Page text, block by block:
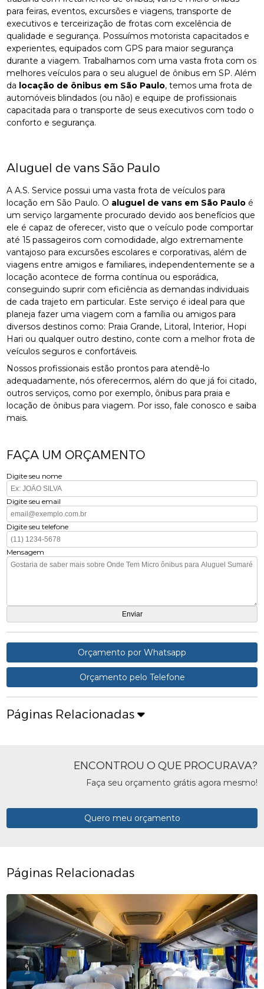
para feiras, eventos, excursões e viagens, transporte de
executivos e terceirização de frotas com excelência de
qualidade e segurança. Possuímos motorista capacitados e
experientes, equipados com GPS para maior segurança
durante a viagem. Trabalhamos com uma vasta frota com os
melhores veículos para o seu aluguel de ônibus em SP. Além
da locação de ônibus em São Paulo, temos uma frota de
automóveis blindados (ou não) e equipe de profissionais
capacitada para o transporte de seus executivos com todo o
conforto e segurança.
Aluguel de vans São Paulo
A A.S. Service possui uma vasta frota de veículos para
locação em São Paulo. O aluguel de vans em São Paulo é
um serviço largamente procurado devido aos benefícios que
ele é capaz de oferecer, visto que o veículo pode comportar
até 15 passageiros com comodidade, algo extremamente
vantajoso para excursões escolares e corporativas, além de
viagens entre amigos e familiares, independentemente se a
locação acontece de forma contínua ou esporádica,
conseguindo suprir com eficiência as demandas individuais
de cada trajeto em particular. Este serviço é ideal para que
planeja fazer uma viagem com a família ou amigos para
diversos destinos como: Praia Grande, Litoral, Interior, Hopi
Hari ou qualquer outro destino, conte com a melhor frota de
veículos seguros e confortáveis.
Nossos profissionais estão prontos para atendê-lo
adequadamente, nós oferecermos, além do que já foi citado,
outros serviços, como por exemplo, ônibus para praia e
locação de ônibus para viagem. Por isso, fale conosco e saiba
mais.
FAÇA UM ORÇAMENTO
Digite seu nome
Digite seu email
Digite seu telefone
Mensagem
Orçamento por Whatsapp
Orçamento pelo Telefone
Páginas Relacionadas
ENCONTROU O QUE PROCURAVA?
Faça seu orçamento grátis agora mesmo!
Quero meu orçamento
Páginas Relacionadas